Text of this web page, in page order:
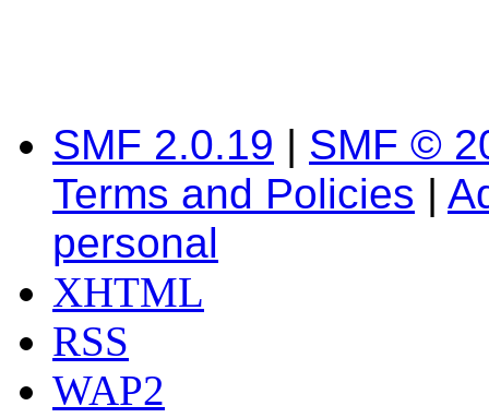
SMF 2.0.19 | SMF ©
Terms and Policies |
personal
XHTML
RSS
WAP2